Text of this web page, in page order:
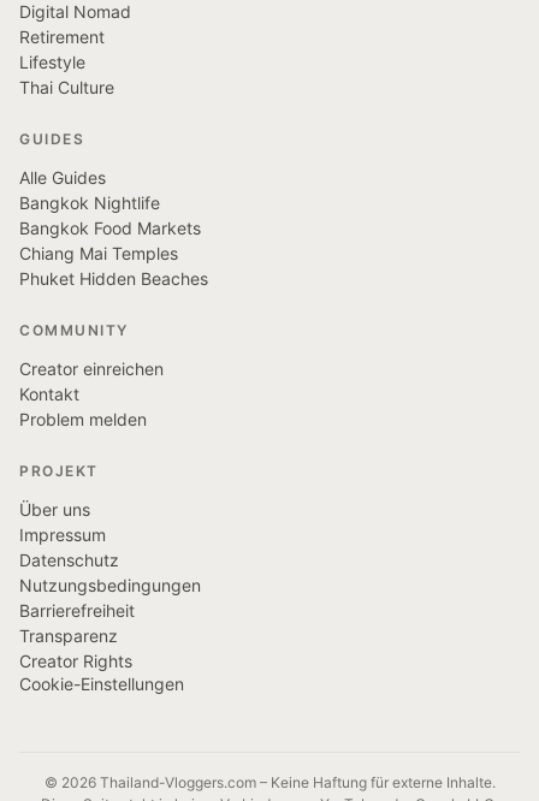
Digital Nomad
Retirement
Lifestyle
Thai Culture
GUIDES
Alle Guides
Bangkok Nightlife
Bangkok Food Markets
Chiang Mai Temples
Phuket Hidden Beaches
COMMUNITY
Creator einreichen
Kontakt
Problem melden
PROJEKT
Über uns
Impressum
Datenschutz
Nutzungsbedingungen
Barrierefreiheit
Transparenz
Creator Rights
Cookie-Einstellungen
© 2026 Thailand-Vloggers.com – Keine Haftung für externe Inhalte.